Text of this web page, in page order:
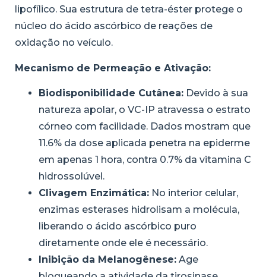
lipofílico. Sua estrutura de tetra-éster protege o
núcleo do ácido ascórbico de reações de
oxidação no veículo.
Mecanismo de Permeação e Ativação:
Biodisponibilidade Cutânea: Devido à sua
natureza apolar, o VC-IP atravessa o estrato
córneo com facilidade. Dados mostram que
11.6% da dose aplicada penetra na epiderme
em apenas 1 hora, contra 0.7% da vitamina C
hidrossolúvel.
Clivagem Enzimática: No interior celular,
enzimas esterases hidrolisam a molécula,
liberando o ácido ascórbico puro
diretamente onde ele é necessário.
Inibição da Melanogênese: Age